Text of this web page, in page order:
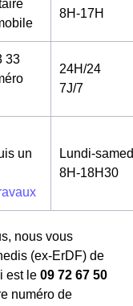
8H-17H
33
24H/24
7J/7
un
Lundi-
8H-18H30
nous vous
(ex-ErDF) de
est le 09 72 67 50
numéro de